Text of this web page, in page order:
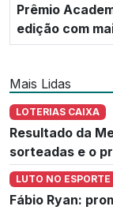
Prêmio
edição com
Mais Lidas
LOTERIAS CAIXA
Resultado da
sorteadas e o
LUTO NO ESPORTE
Fábio Ryan: